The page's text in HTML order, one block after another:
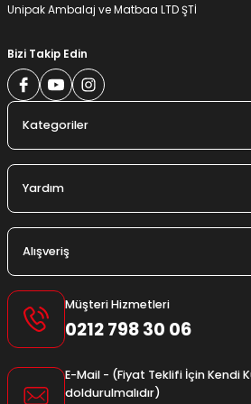
Unipak Ambalaj ve Matbaa LTD ŞTİ
Bizi Takip Edin
Kategoriler
Yardım
Alışveriş
Müşteri Hizmetleri
0212 798 30 06
E-Mail - (Fiyat Teklifi İçin Kendi
doldurulmalıdır)